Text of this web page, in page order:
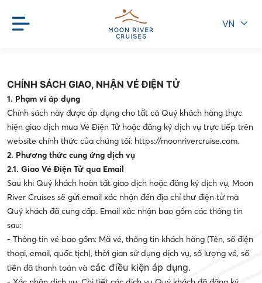
VN
CHÍNH SÁCH GIAO, NHẬN VÉ ĐIỆN TỬ
1. Phạm vi áp dụng
Chính sách này được áp dụng cho tất cả Quý khách hàng thực
hiện giao dịch mua Vé Điện Tử hoặc đăng ký dịch vụ trực tiếp trên
website chính thức của chúng tôi: https://moonrivercruise.com.
2. Phương thức cung ứng dịch vụ
2.1. Giao Vé Điện Tử qua Email
Sau khi Quý khách hoàn tất giao dịch hoặc đăng ký dịch vụ, Moon
River Cruises sẽ gửi email xác nhận đến địa chỉ thư điện tử mà
Quý khách đã cung cấp. Email xác nhận bao gồm các thông tin
sau:
- Thông tin vé bao gồm: Mã vé, thông tin khách hàng (Tên, số điện
thoại, email, quốc tịch), thời gian sử dụng dịch vụ, số lượng vé, số
tiền đã thanh toán và các điều kiện áp dụng.